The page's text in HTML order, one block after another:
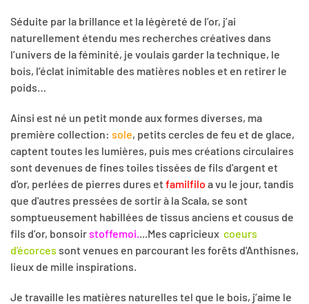
Séduite par la brillance et la légèreté de l’or, j’ai
naturellement étendu mes recherches créatives dans
l’univers de la féminité, je voulais garder la technique, le
bois, l’éclat inimitable des matières nobles et en retirer le
poids…
Ainsi est né un petit monde aux formes diverses, ma
première collection: sole, petits cercles de feu et de glace,
captent toutes les lumières, puis mes créations circulaires
sont devenues de fines toiles tissées de fils d'argent et
d'or, perlées de pierres dures et familfilo a vu le jour, tandis
que d'autres pressées de sortir à la Scala, se sont
somptueusement habillées de tissus anciens et cousus de
fils d’or, bonsoirstoffemoi....Mes capricieux coeurs
d'écorces sont venues en parcourant les forêts d'Anthisnes,
lieux de mille inspirations.
Je travaille les matières naturelles tel que le bois, j’aime le